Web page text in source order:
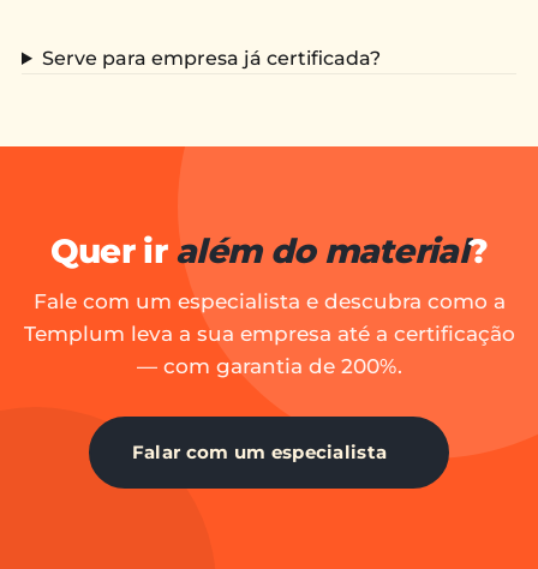
Serve para empresa já certificada?
Quer ir além do material?
Fale com um especialista e descubra como a
Templum leva a sua empresa até a certificação
— com garantia de 200%.
Falar com um especialista